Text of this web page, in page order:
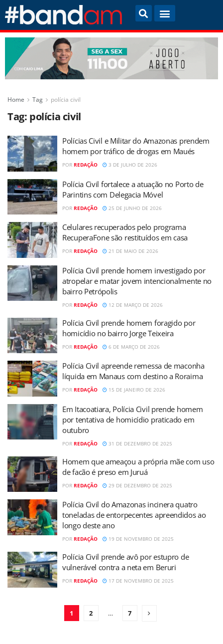
Home Tag polícia civil
Tag: polícia civil
Polícias Civil e Militar do Amazonas prendem
homem por tráfico de drogas em Maués
POR REDAÇÃO 3 DE JULHO DE 2026
Polícia Civil fortalece a atuação no Porto de
Parintins com Delegacia Móvel
POR REDAÇÃO 25 DE JUNHO DE 2026
Celulares recuperados pelo programa
RecuperaFone são restituídos em casa
POR REDAÇÃO 21 DE MAIO DE 2026
Polícia Civil prende homem investigado por
atropelar e matar jovem intencionalmente no
bairro Petrópolis
POR REDAÇÃO 12 DE MARÇO DE 2026
Polícia Civil prende homem foragido por
homicídio no bairro Jorge Teixeira
POR REDAÇÃO 6 DE MARÇO DE 2026
Polícia Civil apreende remessa de maconha
líquida em Manaus com destino a Roraima
POR REDAÇÃO 15 DE JANEIRO DE 2026
Em Itacoatiara, Polícia Civil prende homem
por tentativa de homicídio praticado em
outubro
POR REDAÇÃO 31 DE DEZEMBRO DE 2025
Homem que ameaçou a própria mãe com uso
de facão é preso em Juruá
POR REDAÇÃO 29 DE DEZEMBRO DE 2025
Polícia Civil do Amazonas incinera quatro
toneladas de entorpecentes apreendidos ao
longo deste ano
POR REDAÇÃO 19 DE NOVEMBRO DE 2025
Polícia Civil prende avô por estupro de
vulnerável contra a neta em Beruri
POR REDAÇÃO 17 DE NOVEMBRO DE 2025
1 2 … 7